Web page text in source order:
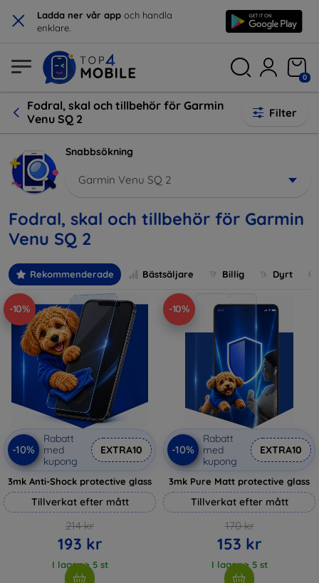
× Ladda ner vår app och handla
enklare.
0
Fodral, skal och tillbehör för Garmin
Venu SQ 2
Filter
Snabbsökning
Garmin Venu SQ 2
Fodral, skal och tillbehör för Garmin
Venu SQ 2
Rekommenderade Bästsäljare Billig Dyrt
-10%
-10%
Rabatt
med
kupong
EXTRA10
3mk Anti-Shock protective glass
Tillverkat efter mått
214 kr
193 kr
I lager > 5 st
-10%
-10%
Rabatt
med
kupong
EXTRA10
3mk Pure Matt protective glass
Tillverkat efter mått
170 kr
153 kr
I lager > 5 st